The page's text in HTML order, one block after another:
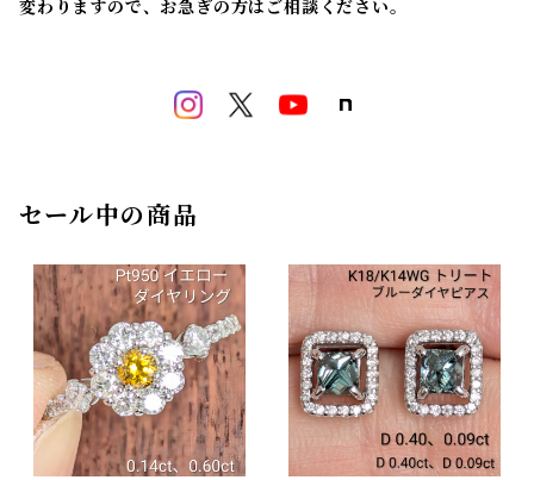
変わりますので、お急ぎの方はご相談ください。
セール中の商品